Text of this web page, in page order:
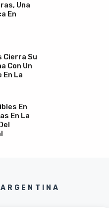
Una
En
Cierra Su
Con Un
En La
En
En La